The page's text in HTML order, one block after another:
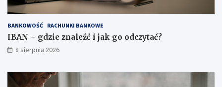
a
g
o
o
d
z
d
n
d
o
w
–
BANKOWOŚĆ RACHUNKI BANKOWE
IBAN – gdzie znaleźć i jak go odczytać?
8 sierpnia 2026